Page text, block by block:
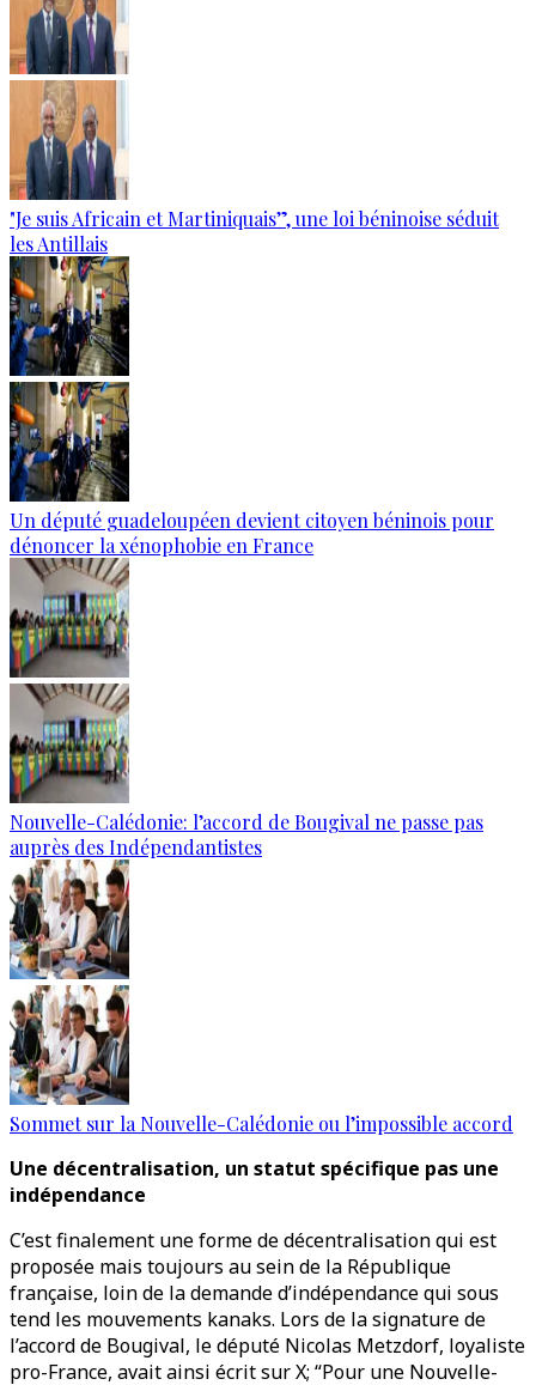
"Je suis Africain et Martiniquais”, une loi béninoise séduit
les Antillais
Un député guadeloupéen devient citoyen béninois pour
dénoncer la xénophobie en France
Nouvelle-Calédonie: l’accord de Bougival ne passe pas
auprès des Indépendantistes
Sommet sur la Nouvelle-Calédonie ou l’impossible accord
Une décentralisation, un statut spécifique pas une
indépendance
C’est finalement une forme de décentralisation qui est
proposée mais toujours au sein de la République
française, loin de la demande d’indépendance qui sous
tend les mouvements kanaks. Lors de la signature de
l’accord de Bougival, le député Nicolas Metzdorf, loyaliste
pro-France, avait ainsi écrit sur X; “Pour une Nouvelle-